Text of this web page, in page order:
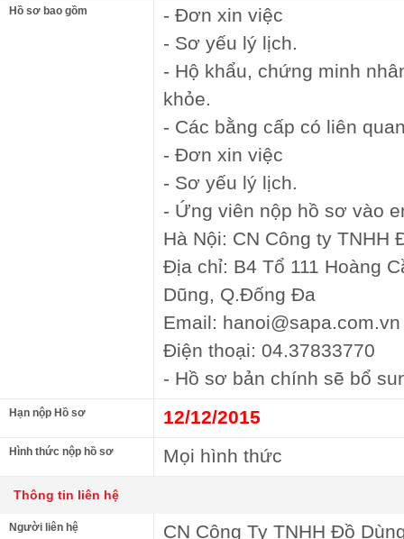
Hồ sơ bao gồm
- Đơn xin việc
- Sơ yếu lý lịch.
- Hộ khẩu, chứng minh
khỏe.
- Các bằng cấp có liên
- Đơn xin việc
- Sơ yếu lý lịch.
- Ứng viên nộp hồ sơ vào
Hà Nội: CN Công ty TNHH
Địa chỉ: B4 Tổ 111 Hoàng
Dũng, Q.Đống Đa
Email: hanoi@sapa.com.vn
Điện thoại: 04.37833770
- Hồ sơ bản chính sẽ bổ
Hạn nộp Hồ sơ 12/12/2015
Hình thức nộp hồ sơ Mọi hình thức
Thông tin liên hệ
Người liên hệ CN Công Ty TNHH Đồ